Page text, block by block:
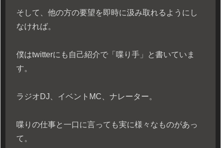
そして、他の方の要望を即時に汲み取れるようにし
なければ。
僕はtwitterにも自己紹介で「喋り手」と書いていま
す。
ラジオDJ、イベントMC、ナレーター。
喋りの仕事と一口に言っても実に様々なものがあっ
て。